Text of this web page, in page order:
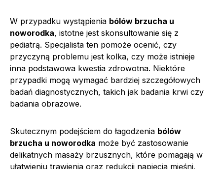
W przypadku wystąpienia bólów brzucha u
noworodka, istotne jest skonsultowanie się z
pediatrą. Specjalista ten pomoże ocenić, czy
przyczyną problemu jest kolka, czy może istnieje
inna podstawowa kwestia zdrowotna. Niektóre
przypadki mogą wymagać bardziej szczegółowych
badań diagnostycznych, takich jak badania krwi czy
badania obrazowe.
Skutecznym podejściem do łagodzenia bólów
brzucha u noworodka może być zastosowanie
delikatnych masaży brzusznych, które pomagają w
ułatwieniu trawienia oraz redukcji napięcia mięśni.